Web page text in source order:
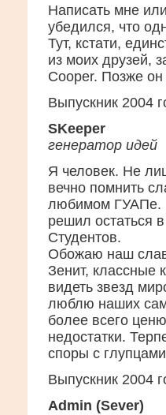
Написать мне
убедился, что
Тут, кстати,
из моих друзей,
Cooper. Позже
Выпускник 2004
SKeeper
генератор идей
Я человек. Не
вечно помнить
любимом ГУАПе.
решил остаться
Студентов.
Обожаю наш
Зенит, классные
видеть звезд
люблю наших
более всего
недостатки.
споры с
Выпускник 2004
Admin (Sever)